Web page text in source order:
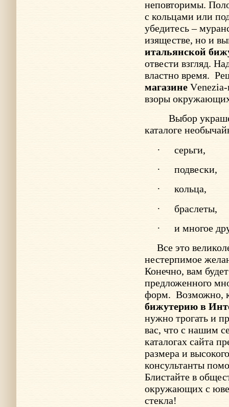
неповторимы.
с кольцами или
убедитесь –
изяществе, но и
итальянской
отвести взгляд.
властно время.
магазине V
взоры
Выбор
каталоге
·
серьги,
·
подвески,
·
кольца,
·
браслеты,
·
и многое
Все это
нестерпимое
Конечно, вам
предложенного
форм. Возможно,
бижутерию в
нужно трогать и
вас, что с нашим
каталогах сайта
размера и
консультанты
Блистайте в
окружающих с
стекла!